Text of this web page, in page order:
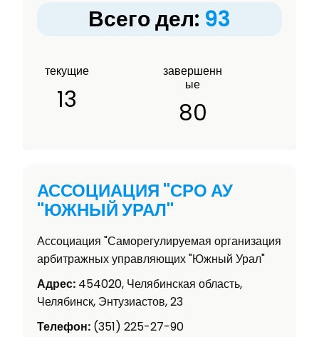
Всего дел: 93
текущие
13
завершенн
ые
80
АССОЦИАЦИЯ "СРО АУ
"ЮЖНЫЙ УРАЛ"
Ассоциация "Саморегулируемая организация
арбитражных управляющих "Южный Урал"
Адрес: 454020, Челябинская область,
Челябинск, Энтузиастов, 23
Телефон: (351) 225-27-90